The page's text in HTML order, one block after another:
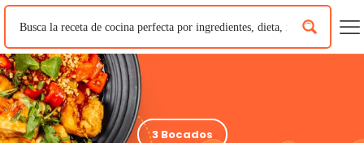
3 Bocados